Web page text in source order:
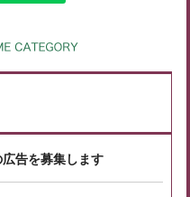
告を募集します